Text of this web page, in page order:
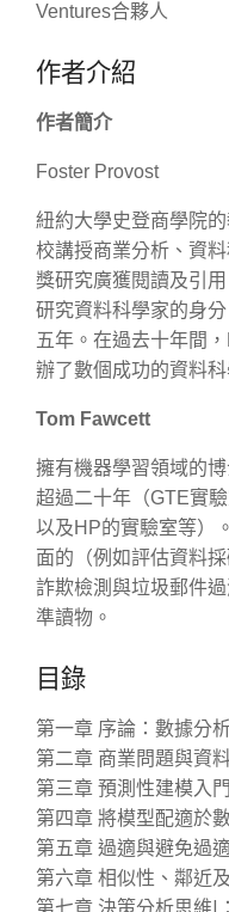
Ventures合夥人
作者介紹
作者簡介
Foster Provost
紐約大學史登商學院
校講授商業分析、資
獎研究廣獲閱讀及引
研究資料科學家的身
五年。在過去十年間
辦了數個成功的資料科
Tom Fawcett
擁有機器學習領域的
超過二十年（GTE實
以及HP的實驗室等）
面的（例如評估資料
詐欺檢測與垃圾郵件
準讀物。
目錄
第一章 序論：數據分
第二章 商業問題與資
第三章 預測性建模入
第四章 將模型配適於
第五章 過適與避免過
第六章 相似性、鄰近